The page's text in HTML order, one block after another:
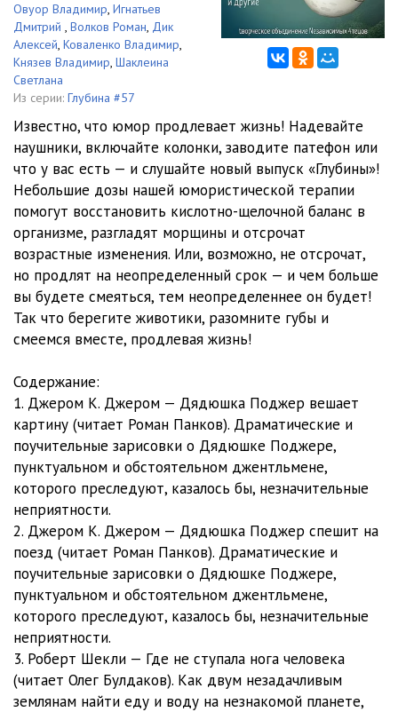
10. Джордж Мартин - Пора закрываться (чит. Владимир
Коваленко)
11. Павел Асс и Нестор Бегемотов - Похождения Штирлица или
как размножаются ёжики (чит. Владимир Князев)
12. Надежда Тэффи - Жизнь и воротник (чит. Светлана Шаклеина)
08:24
13. Надежда Тэффи - Кокаин (чит. Светлана Шаклеина) 10:55
15. outro 00:42
Овуор Владимир, Игнатьев
Дмитрий , Волков Роман, Дик
Алексей, Коваленко Владимир,
Князев Владимир, Шаклеина
Светлана
Из серии: Глубина #57
Известно, что юмор продлевает жизнь! Надевайте
наушники, включайте колонки, заводите патефон или
что у вас есть — и слушайте новый выпуск «Глубины»!
Небольшие дозы нашей юмористической терапии
помогут восстановить кислотно-щелочной баланс в
организме, разгладят морщины и отсрочат
возрастные изменения. Или, возможно, не отсрочат,
но продлят на неопределенный срок — и чем больше
вы будете смеяться, тем неопределеннее он будет!
Так что берегите животики, разомните губы и
смеемся вместе, продлевая жизнь!
Содержание:
1. Джером К. Джером — Дядюшка Поджер вешает
картину (читает Роман Панков). Драматические и
поучительные зарисовки о Дядюшке Поджере,
пунктуальном и обстоятельном джентльмене,
которого преследуют, казалось бы, незначительные
неприятности.
2. Джером К. Джером — Дядюшка Поджер спешит на
поезд (читает Роман Панков). Драматические и
поучительные зарисовки о Дядюшке Поджере,
пунктуальном и обстоятельном джентльмене,
которого преследуют, казалось бы, незначительные
неприятности.
3. Роберт Шекли — Где не ступала нога человека
(читает Олег Булдаков). Как двум незадачливым
землянам найти еду и воду на незнакомой планете,